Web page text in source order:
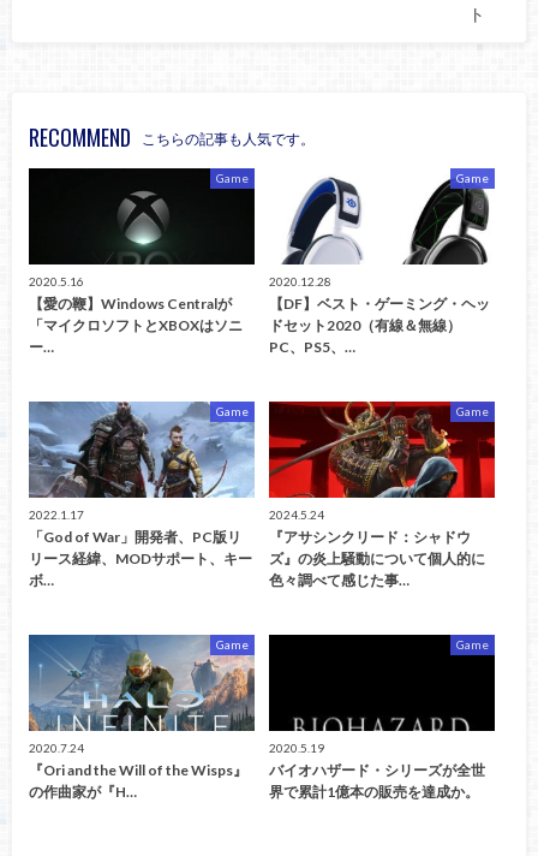
ト
RECOMMEND こちらの記事も人気です。
Game
2020.5.16
【愛の鞭】Windows Centralが
「マイクロソフトとXBOXはソニ
ー…
Game
2020.12.28
【DF】ベスト・ゲーミング・ヘッ
ドセット2020（有線＆無線）
PC、PS5、…
Game
2022.1.17
「God of War」開発者、PC版リ
リース経緯、MODサポート、キー
ボ…
Game
2024.5.24
『アサシンクリード：シャドウ
ズ』の炎上騒動について個人的に
色々調べて感じた事…
Game
2020.7.24
『Ori and the Will of the Wisps』
の作曲家が『H…
Game
2020.5.19
バイオハザード・シリーズが全世
界で累計1億本の販売を達成か。